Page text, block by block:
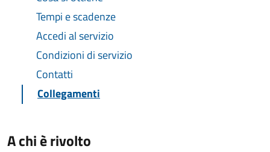
Tempi e scadenze
Accedi al servizio
Condizioni di servizio
Contatti
Collegamenti
A chi è rivolto